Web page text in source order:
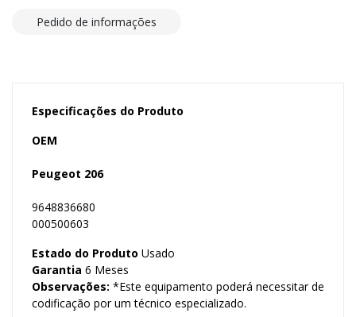
Pedido de informações
Especificações do Produto
OEM
Peugeot 206
9648836680
000500603
Estado do Produto Usado
Garantia 6 Meses
Observações: *Este equipamento poderá necessitar de
codificação por um técnico especializado.